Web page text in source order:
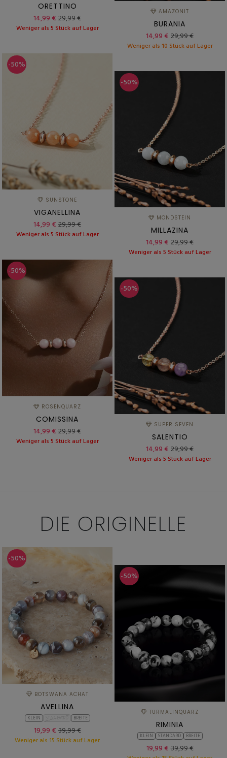
ORETTINO
14,99 € 29,99 €
Weniger als 5 Stück auf Lager
AMAZONIT
BURANIA
14,99 € 29,99 €
Weniger als 10 Stück auf Lager
-50%
SUNSTONE
VIGANELLINA
14,99 € 29,99 €
Weniger als 5 Stück auf Lager
-50%
MONDSTEIN
MILLAZINA
14,99 € 29,99 €
Weniger als 5 Stück auf Lager
-50%
ROSENQUARZ
COMISSINA
14,99 € 29,99 €
Weniger als 5 Stück auf Lager
-50%
SUPER SEVEN
SALENTIO
14,99 € 29,99 €
Weniger als 5 Stück auf Lager
DIE ORIGINELLE
-50%
BOTSWANA ACHAT
AVELLINA
KLEIN BREITE
19,99 €39,99 €
Weniger als 15 Stück auf Lager
-50%
TURMALINQUARZ
RIMINIA
KLEIN STANDARD BREITE
19,99 €39,99 €